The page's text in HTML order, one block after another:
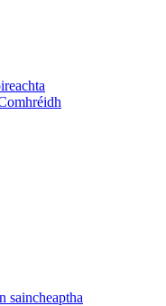
saincheaptha